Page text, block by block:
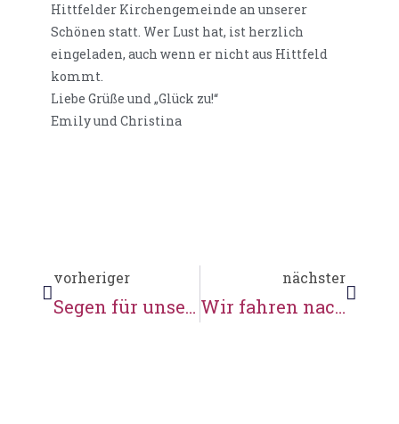
Hittfelder Kirchengemeinde an unserer
Schönen statt. Wer Lust hat, ist herzlich
eingeladen, auch wenn er nicht aus Hittfeld
kommt.
Liebe Grüße und „Glück zu!“
Emily und Christina
vorheriger
Segen für unsere Mühle
nächster
Wir fahren nach Berlin!